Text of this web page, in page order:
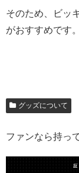
そのため、ビッ
がおすすめです。
グッズについて
ファンなら持っ